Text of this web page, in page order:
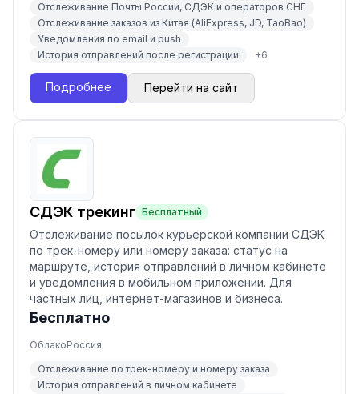
Отслеживание Почты России, СДЭК и операторов СНГ
Отслеживание заказов из Китая (AliExpress, JD, TaoBao)
Уведомления по email и push
История отправлений после регистрации
+6
Подробнее Перейти на сайт
СДЭК трекинг Бесплатный
Отслеживание посылок курьерской компании СДЭК
по трек-номеру или номеру заказа: статус на
маршруте, история отправлений в личном кабинете
и уведомления в мобильном приложении. Для
частных лиц, интернет-магазинов и бизнеса.
Бесплатно
ОблакоРоссия
Отслеживание по трек-номеру и номеру заказа
История отправлений в личном кабинете